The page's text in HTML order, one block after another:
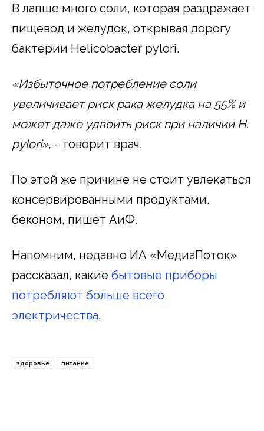
В лапше много соли, которая раздражает
пищевод и желудок, открывая дорогу
бактерии Helicobacter pylori.
«Избыточное потребление соли
увеличивает риск рака желудка на 55% и
может даже удвоить риск при наличии H.
pylori», – говорит врач.
По этой же причине не стоит увлекаться
консервированными продуктами,
беконом, пишет АиФ.
Напомним, недавно ИА «МедиаПоток»
рассказал, какие бытовые приборы
потребляют больше всего
электричества.
здоровье питание